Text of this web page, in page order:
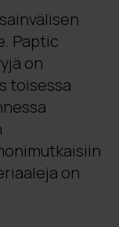
Paptic
on
toisessa
on